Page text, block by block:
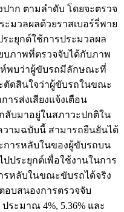
ก ตามลำดับ โดยจะตรวจ
มวลผลด้วยราสเบอร์รี่พาย
ระยุกต์ใช้การประมวลผล
บภาพที่ตรวจจับได้กับภาพ
ห์พบว่าผู้ขับรถมีลักษณะที่
ตัดสินใจว่าผู้ขับรถในขณะ
รส่งเสียงแจ้งเตือน
ลับมาอยู่ในสภาวะปกติใน
ามฉบับนี้ สามารถยืนยันได้
การหลับในของผู้ขับรถบน
ประยุกต์เพื่อใช้งานในการ
รหลับในขณะขับรถได้จริง
บสนองการตรวจจับ
ะมาณ 4%, 5.36% และ